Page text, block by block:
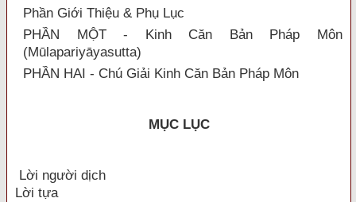
Phần Giới Thiệu & Phụ Lục
PHẦN MỘT - Kinh Căn Bản Pháp Môn
(Mūlapariyāyasutta)
PHẦN HAI - Chú Giải Kinh Căn Bản Pháp Môn
MỤC LỤC
Lời người dịch
Lời tựa